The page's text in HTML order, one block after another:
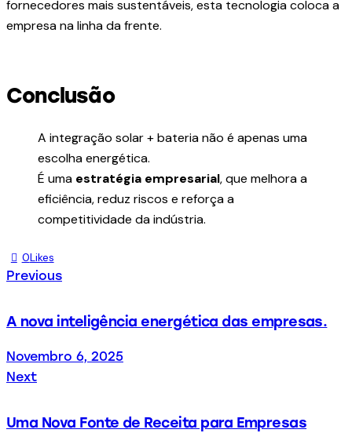
fornecedores mais sustentáveis, esta tecnologia coloca a
empresa na linha da frente.
Conclusão
A integração solar + bateria não é apenas uma
escolha energética.
É uma estratégia empresarial, que melhora a
eficiência, reduz riscos e reforça a
competitividade da indústria.
0Likes
Previous
A nova inteligência energética das empresas.
Novembro 6, 2025
Next
Uma Nova Fonte de Receita para Empresas